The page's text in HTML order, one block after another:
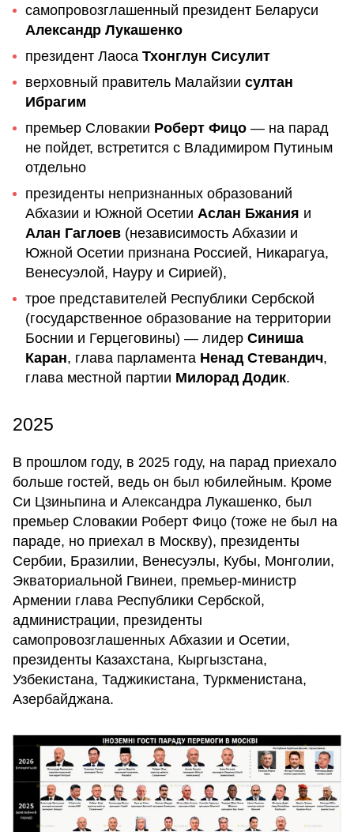
самопровозглашенный президент Беларуси
Александр Лукашенко
президент Лаоса Тхонглун Сисулит
верховный правитель Малайзии султан
Ибрагим
премьер Словакии Роберт Фицо — на парад
не пойдет, встретится с Владимиром Путиным
отдельно
президенты непризнанных образований
Абхазии и Южной Осетии Аслан Бжания и
Алан Гаглоев (независимость Абхазии и
Южной Осетии признана Россией, Никарагуа,
Венесуэлой, Науру и Сирией),
трое представителей Республики Сербской
(государственное образование на территории
Боснии и Герцеговины) — лидер Синиша
Каран, глава парламента Ненад Стевандич,
глава местной партии Милорад Додик.
2025
В прошлом году, в 2025 году, на парад приехало
больше гостей, ведь он был юбилейным. Кроме
Си Цзиньпина и Александра Лукашенко, был
премьер Словакии Роберт Фицо (тоже не был на
параде, но приехал в Москву), президенты
Сербии, Бразилии, Венесуэлы, Кубы, Монголии,
Экваториальной Гвинеи, премьер-министр
Армении глава Республики Сербской,
администрации, президенты
самопровозглашенных Абхазии и Осетии,
президенты Казахстана, Кыргызстана,
Узбекистана, Таджикистана, Туркменистана,
Азербайджана.